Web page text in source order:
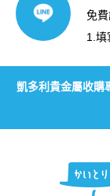
免費
1.填
凱多利貴金屬收購